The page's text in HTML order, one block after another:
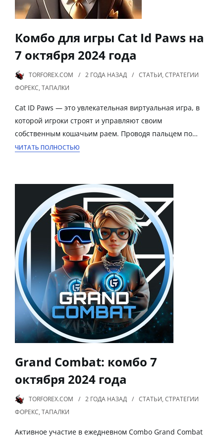
Комбо для игры Cat Id Paws на
7 октября 2024 года
TORFOREX.COM 2 ГОДА НАЗАД СТАТЬИ, СТРАТЕГИИ
ФОРЕКС, ТАПАЛКИ
Cat ID Paws — это увлекательная виртуальная игра, в
которой игроки строят и управляют своим
собственным кошачьим раем. Проводя пальцем по…
ЧИТАТЬ ПОЛНОСТЬЮ
Grand Combat: комбо 7
октября 2024 года
TORFOREX.COM 2 ГОДА НАЗАД СТАТЬИ, СТРАТЕГИИ
ФОРЕКС, ТАПАЛКИ
Активное участие в ежедневном Combo Grand Combat